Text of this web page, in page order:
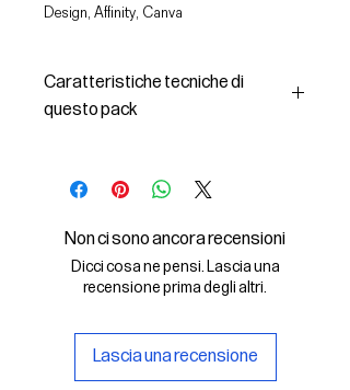
Design, Affinity, Canva
Caratteristiche tecniche di
questo pack
- le immagini descritte in formato
- la licenza d'uso delle grafiche
Il File SVG è compatibile con Adobe,
Cricut Design, Cricut
Procreate e Affinity
Non ci sono ancora recensioni
Dicci cosa ne pensi. Lascia una
recensione prima degli altri.
Lascia una recensione